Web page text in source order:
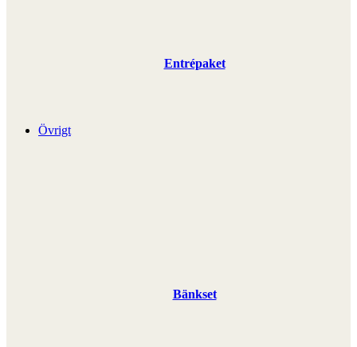
Entrépaket
Övrigt
Bänkset